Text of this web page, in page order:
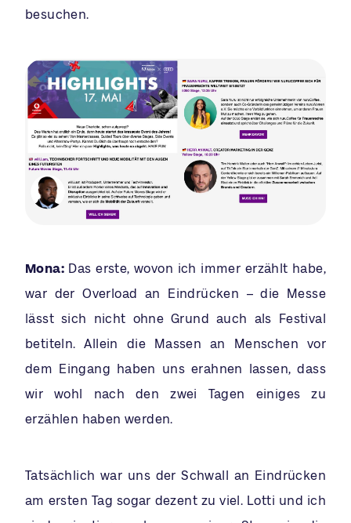
besuchen.
Mona: Das erste, wovon ich immer erzählt habe,
war der Overload an Eindrücken – die Messe
lässt sich nicht ohne Grund auch als Festival
betiteln. Allein die Massen an Menschen vor
dem Eingang haben uns erahnen lassen, dass
wir wohl nach den zwei Tagen einiges zu
erzählen haben werden.
Tatsächlich war uns der Schwall an Eindrücken
am ersten Tag sogar dezent zu viel. Lotti und ich